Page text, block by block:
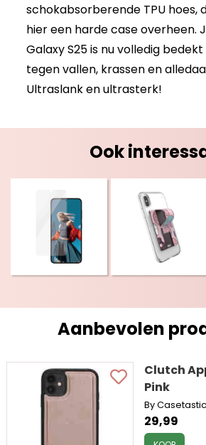
schokabsorberende TPU hoes,
hier een harde case overheen.
Galaxy S25 is nu volledig
tegen vallen, krassen en
Ultraslank en ultrasterk!
Ook
Aanbevolen
Clutch
Pink
By Casetastic
29,99